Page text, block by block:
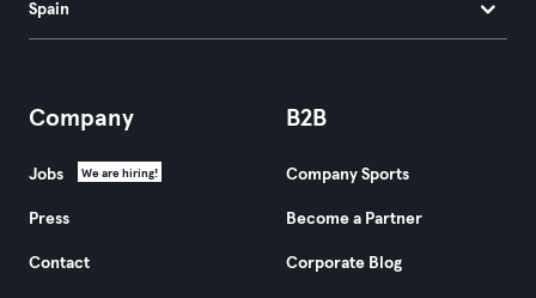
Spain
Company
Jobs We are hiring!
Press
Contact
B2B
Company Sports
Become a Partner
Corporate Blog